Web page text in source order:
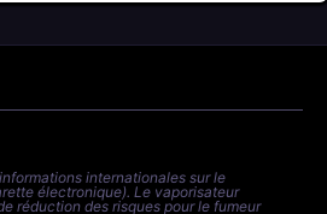
internationales sur le
électronique). Le vaporisateur
réduction des risques pour le fumeur